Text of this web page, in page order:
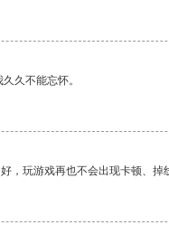
久不能忘怀。
，玩游戏再也不会出现卡顿、